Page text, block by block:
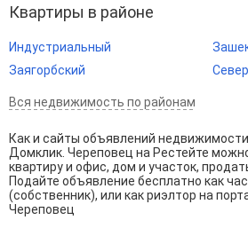
Квартиры в районе
Индустриальный
Заягорбский
Вся недвижимость по районам
Как и сайты объявлений
Домклик. Череповец на Рестейте
квартиру и офис, дом и участок,
Подайте объявление бесплатно как
(собственник), или как риэлтор на
Череповец